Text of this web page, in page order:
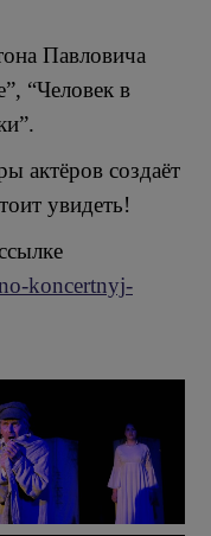
Павловича
“Человек в
актёров создаёт
увидеть!
koncertnyj-